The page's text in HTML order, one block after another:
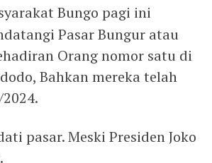
Bungo pagi ini
Pasar Bungur atau
Orang nomor satu di
Bahkan mereka telah
pasar. Meski Presiden Joko